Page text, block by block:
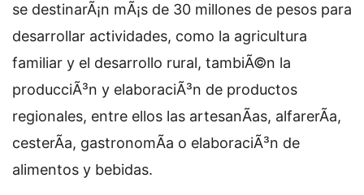
se destinarÃ¡n mÃ¡s de 30 millones de pesos para
desarrollar actividades, como la agricultura
familiar y el desarrollo rural, tambiÃ©n la
producciÃ³n y elaboraciÃ³n de productos
regionales, entre ellos las artesanÃ­as, alfarerÃ­a,
cesterÃ­a, gastronomÃ­a o elaboraciÃ³n de
alimentos y bebidas.